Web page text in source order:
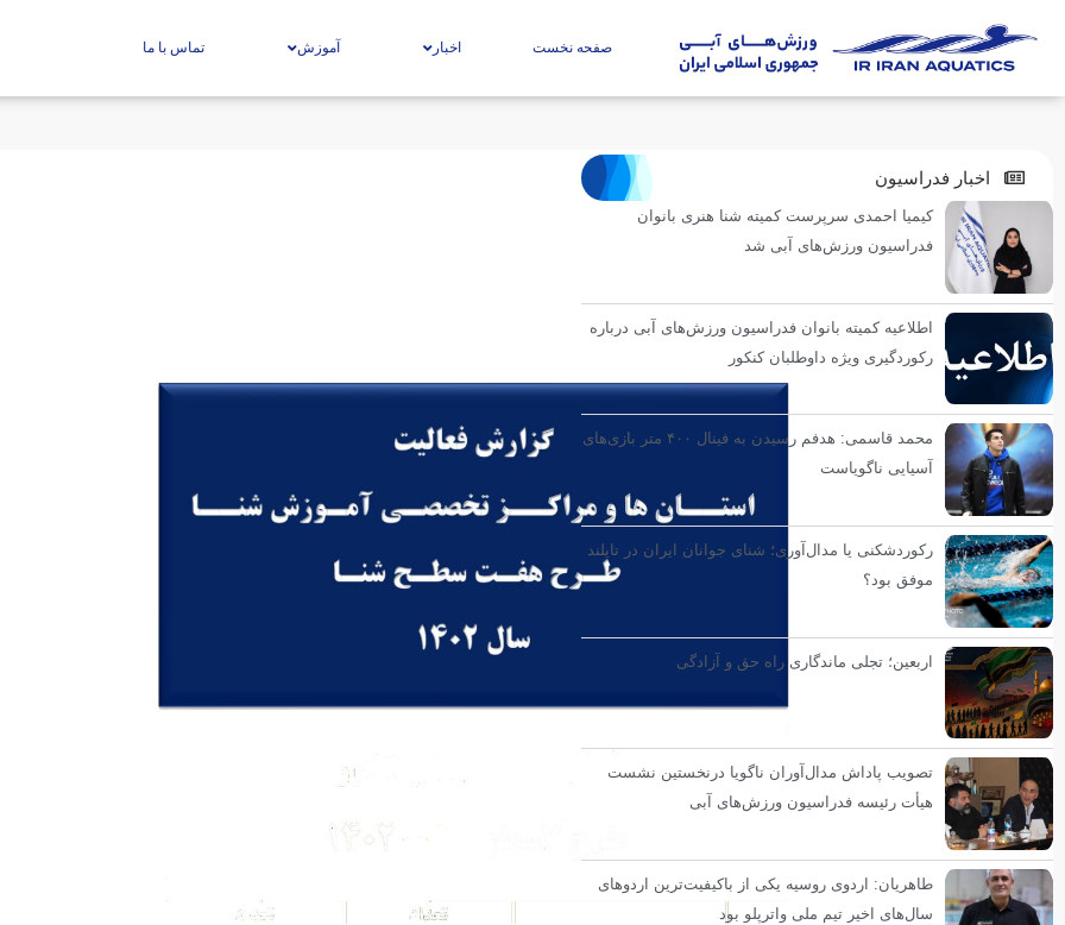
صفحه نخست اخبار آموزش تماس با ما
اخبار فدراسیون
کیمیا احمدی سرپرست کمیته شنا هنری بانوان
فدراسیون ورزش‌های آبی شد
اطلاعیه کمیته بانوان فدراسیون ورزش‌های آبی درباره
رکوردگیری ویژه داوطلبان کنکور
محمد قاسمی: هدفم رسیدن به فینال ۴۰۰ متر بازی‌های
آسیایی ناگویاست
رکوردشکنی یا مدال‌آوری؛ شنای جوانان ایران در تایلند
موفق بود؟
اربعین؛ تجلی ماندگاری راه حق و آزادگی
تصویب پاداش مدال‌آوران ناگویا درنخستین نشست
هیأت رئیسه فدراسیون ورزش‌های آبی
طاهریان: اردوی روسیه یکی از باکیفیت‌ترین اردوهای
سال‌های اخیر تیم ملی واترپلو بود